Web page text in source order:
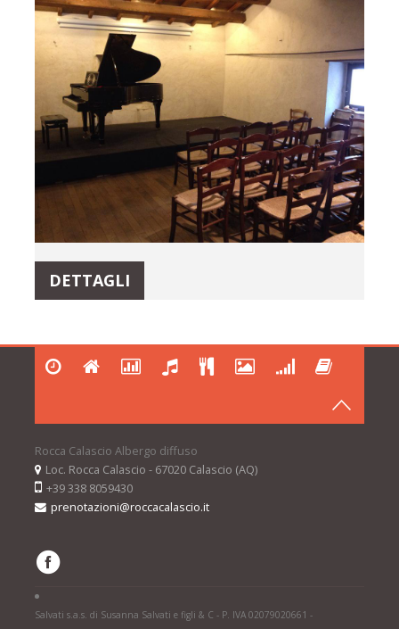
DETTAGLI
Rocca Calascio Albergo diffuso
Loc. Rocca Calascio - 67020 Calascio (AQ)
+39 338 8059430
prenotazioni@roccacalascio.it
Salvati s.a.s. di Susanna Salvati e figli & C - P. IVA 02079020661 -